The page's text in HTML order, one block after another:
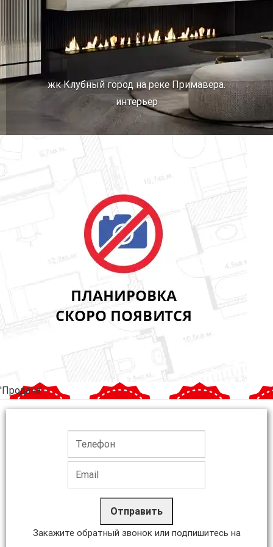
жк Клубный город на реке Примавера.
интерьер
'Продана'
Отправить
Закажите обратный звонок или подпишитесь на